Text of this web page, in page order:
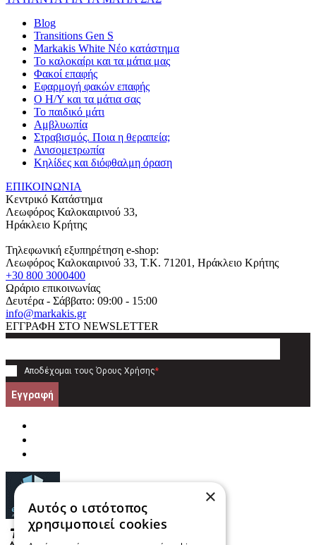
Blog
Transitions Gen S
Markakis White Νέο κατάστημα
Το καλοκαίρι και τα μάτια μας
Φακοί επαφής
Εφαρμογή φακών επαφής
Ο Η/Υ και τα μάτια σας
Το παιδικό μάτι
Αμβλυωπία
Στραβισμός. Ποια η θεραπεία;
Ανισομετρωπία
Κηλίδες και διόφθαλμη όραση
ΕΠΙΚΟΙΝΩΝΙΑ
Κεντρικό Κατάστημα
Λεωφόρος Καλοκαιρινού 33,
Ηράκλειο Κρήτης
Τηλεφωνική εξυπηρέτηση e-shop:
Λεωφόρος Καλοκαιρινού 33, T.K. 71201, Ηράκλειο Κρήτης
+30 800 3000400
Ωράριο επικοινωνίας
Δευτέρα - Σάββατο: 09:00 - 15:00
info@markakis.gr
ΕΓΓΡΑΦΗ ΣΤΟ NEWSLETTER
Αποδέχομαι τους Όρους Χρήσης*
Εγγραφή
×
Αυτός ο ιστότοπος
χρησιμοποιεί cookies